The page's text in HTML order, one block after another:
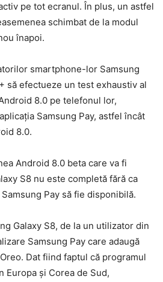
pe tot ecranul. În plus, un astfel
schimbat de la modul
înapoi.
smartphone-lor Samsung
să efectueze un test exhaustiv al
8.0 pe telefonul lor,
Samsung Pay, astfel încât
8.0.
Android 8.0 beta care va fi
S8 nu este completă fără ca
Pay să fie disponibilă.
Galaxy S8, de la un utilizator din
Samsung Pay care adaugă
Dat fiind faptul că programul
Europa și Corea de Sud,